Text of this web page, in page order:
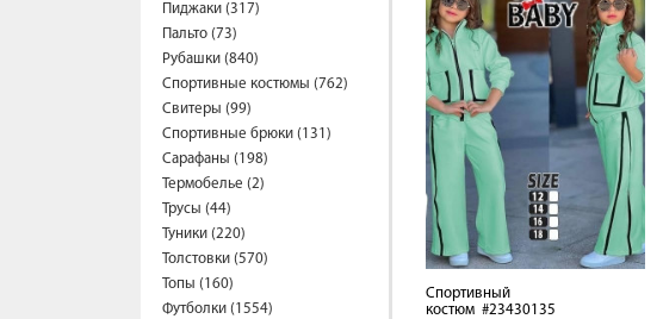
Пиджаки (317)
Пальто (73)
Рубашки (840)
Спортивные костюмы (762)
Свитеры (99)
Спортивные брюки (131)
Сарафаны (198)
Термобелье (2)
Трусы (44)
Туники (220)
Толстовки (570)
Топы (160)
Футболки (1554)
Спортивный
костюм #23430135